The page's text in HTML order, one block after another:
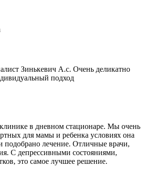
Зинькевич А.с. Очень деликатно
подход
в дневном стационаре. Мы очень
для мамы и ребенка условиях она
подобрано лечение. Отличные врачи,
С депрессивными состояниями,
это самое лучшее решение.